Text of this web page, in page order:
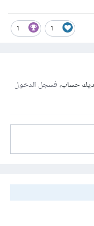
1
1
حساب،فسجل الدخول